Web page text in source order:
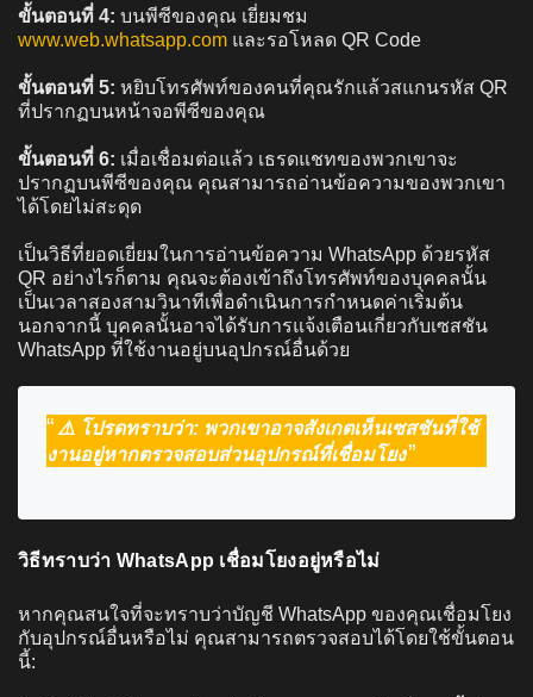
ขั้นตอนที่ 4: บนพีซีของคุณ เยี่ยมชม
www.web.whatsapp.com และรอโหลด QR Code
ขั้นตอนที่ 5: หยิบโทรศัพท์ของคนที่คุณรักแล้วสแกนรหัส QR
ที่ปรากฏบนหน้าจอพีซีของคุณ
ขั้นตอนที่ 6: เมื่อเชื่อมต่อแล้ว เธรดแชทของพวกเขาจะ
ปรากฏบนพีซีของคุณ คุณสามารถอ่านข้อความของพวกเขา
ได้โดยไม่สะดุด
เป็นวิธีที่ยอดเยี่ยมในการอ่านข้อความ WhatsApp ด้วยรหัส
QR อย่างไรก็ตาม คุณจะต้องเข้าถึงโทรศัพท์ของบุคคลนั้น
เป็นเวลาสองสามวินาทีเพื่อดำเนินการกำหนดค่าเริ่มต้น
นอกจากนี้ บุคคลนั้นอาจได้รับการแจ้งเตือนเกี่ยวกับเซสชัน
WhatsApp ที่ใช้งานอยู่บนอุปกรณ์อื่นด้วย
⚠️ โปรดทราบว่า: พวกเขาอาจสังเกตเห็นเซสชันที่ใช้
งานอยู่หากตรวจสอบส่วนอุปกรณ์ที่เชื่อมโยง
วิธีทราบว่า WhatsApp เชื่อมโยงอยู่หรือไม่
หากคุณสนใจที่จะทราบว่าบัญชี WhatsApp ของคุณเชื่อมโยง
กับอุปกรณ์อื่นหรือไม่ คุณสามารถตรวจสอบได้โดยใช้ขั้นตอน
นี้: